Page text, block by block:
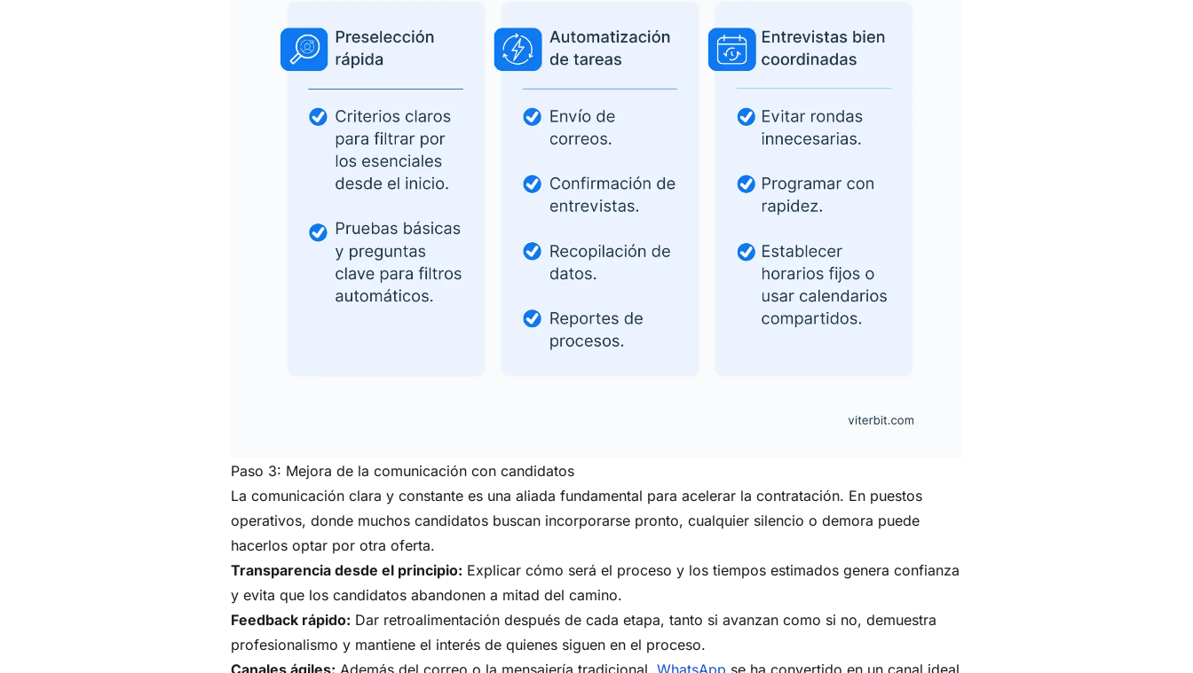
Paso 3: Mejora de la comunicación con candidatos
La comunicación clara y constante es una aliada fundamental para acelerar la contratación. En puestos
operativos, donde muchos candidatos buscan incorporarse pronto, cualquier silencio o demora puede
hacerlos optar por otra oferta.
Transparencia desde el principio: Explicar cómo será el proceso y los tiempos estimados genera confianza
y evita que los candidatos abandonen a mitad del camino.
Feedback rápido: Dar retroalimentación después de cada etapa, tanto si avanzan como si no, demuestra
profesionalismo y mantiene el interés de quienes siguen en el proceso.
Canales ágiles: Además del correo o la mensajería tradicional, WhatsApp se ha convertido en un canal ideal